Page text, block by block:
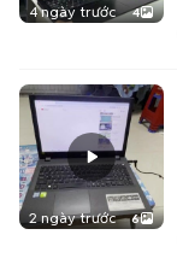
4 ngày trước 4
2 ngày trước 6